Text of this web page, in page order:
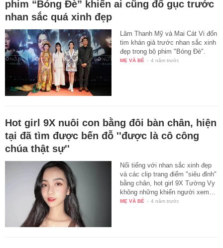
phim “Bóng Đè” khiến ai cũng đổ gục trước
nhan sắc quá xinh đẹp
Lâm Thanh Mỹ và Mai Cát Vi đốn
tim khán giả trước nhan sắc xinh
đẹp trong bộ phim "Bóng Đè".
MẸ VÀ BÉ - 4 năm trước
Hot girl 9X nuôi con bằng đôi bàn chân, hiện
tại đã tìm được bến đỗ ''được là cô công
chúa thật sự''
Nổi tiếng với nhan sắc xinh đẹp
và các clip trang điểm "siêu đỉnh"
bằng chân, hot girl 9X Tường Vy
không những khiến người xem…
MẸ VÀ BÉ - 4 năm trước